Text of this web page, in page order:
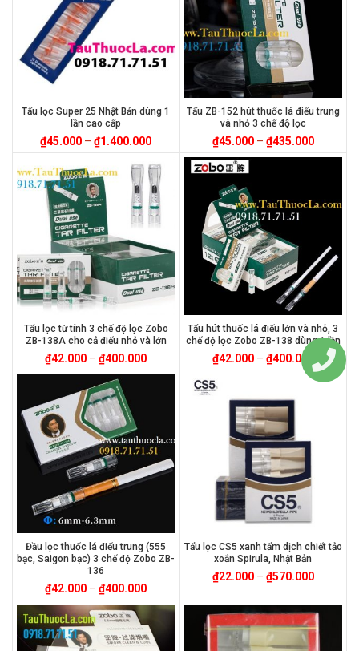
Tẩu lọc Super 25 Nhật Bản dùng 1
lần cao cấp
₫45.000 –₫1.400.000
Tẩu ZB-152 hút thuốc lá điếu trung
và nhỏ 3 chế độ lọc
₫45.000– ₫435.000
Tẩu lọc từ tính 3 chế độ lọc Zobo
ZB-138A cho cả điếu nhỏ và lớn
₫42.000 –₫400.000
Tẩu hút thuốc lá điếu lớn và nhỏ, 3
chế độ lọc Zobo ZB-138 dùng 1 lần
₫42.000– ₫400.000
Đầu lọc thuốc lá điếu trung (555
bạc, Saigon bạc) 3 chế độ Zobo ZB-
136
₫42.000 –₫400.000
Tẩu lọc CS5 xanh tẩm dịch chiết tảo
xoắn Spirula, Nhật Bản
₫22.000– ₫570.000